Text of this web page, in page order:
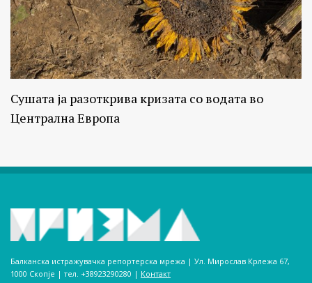
Сушата ја разоткрива кризата со водата во
Централна Европа
Балканска истражувачка репортерска мрежа | Ул. Мирослав Крлежа 67,
1000 Скопје | тел. +38923290280­ | Контакт